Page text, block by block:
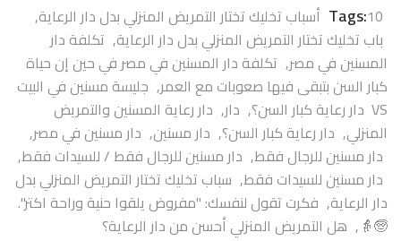
Tags:10 أسباب تخليك تختار التمريض المنزلي بدل دار الرعاية
,
باب تخليك تختار التمريض المنزلي بدل دار الرعاية, تكلفة دار
المسنين في مصر, تكلفة دار المسنين في مصر في حين إن حياة
كبار السن بتبقى فيها صعوبات مع العمر, جليسة مسنين في البيت
VS دار رعاية كبار السن؟
, دار, دار رعاية المسنين والتمريض
المنزلي, دار رعاية كبار السن؟, دار مسنين, دار مسنين في مصر,
دار مسنين للرجال فقط, دار مسنين للرجال فقط / للسيدات فقط,
دار مسنين للسيدات فقط, سباب تخليك تختار التمريض المنزلي بدل
دار الرعاية, فكرت تقول لنفسك: "مفروض يلقوا حنية وراحة اكتر".
🧓👵
, هل التمريض المنزلي أحسن من دار الرعاية؟